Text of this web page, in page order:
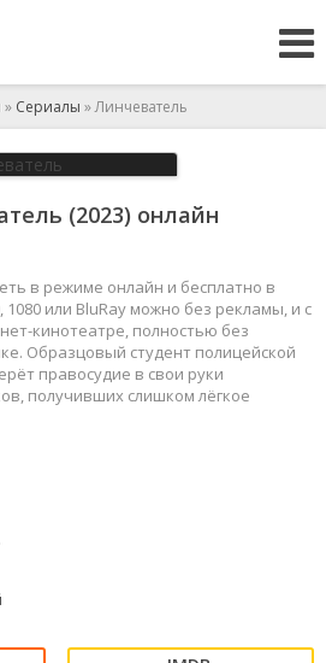
» Сериалы » Линчеватель
(2023) онлайн
в режиме онлайн и бесплатно в
или BluRay можно без рекламы, и с
кинотеатре, полностью без
Образцовый студент полицейской
правосудие в свои руки
получивших слишком лёгкое